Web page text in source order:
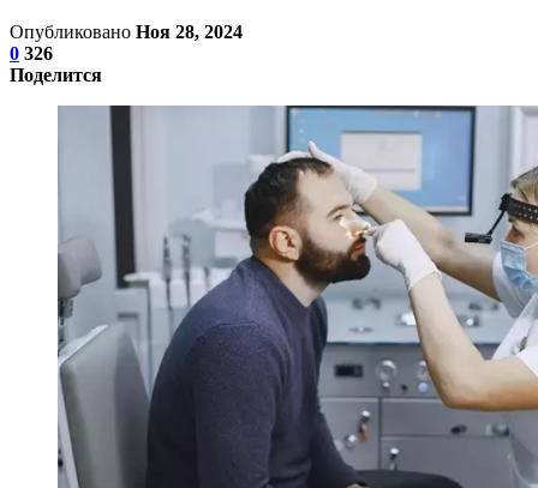
Опубликовано Ноя 28, 2024
0 326
Поделится